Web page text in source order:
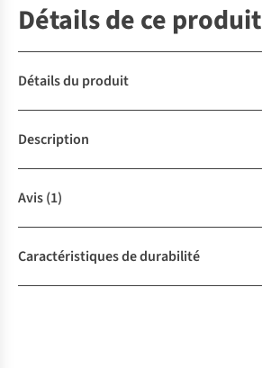
Détails de ce produit
Détails du produit
Description
Avis(1)
Caractéristiques de durabilité